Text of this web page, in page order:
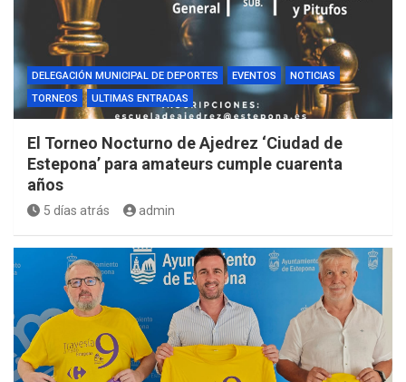
DELEGACIÓN MUNICIPAL DE DEPORTES EVENTOS
NOTICIAS
TORNEOS
ULTIMAS ENTRADAS
El Torneo Nocturno de Ajedrez ‘Ciudad de
Estepona’ para amateurs cumple cuarenta
años
5 días atrás admin